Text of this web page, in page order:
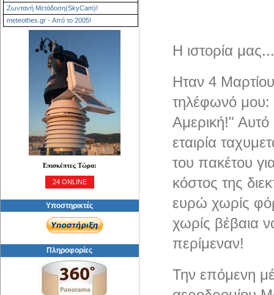
Ζωντανή Μετάδοση(SkyCam)!
meteothes.gr - Από το 2005!
Επισκέπτες Τώρα:
24 ONLINE
Υποστηρικτές
Πληροφορίες
Η ιστορία μας...
Ηταν 4
τηλέφωνό μου:
Αμερική!"
εταιρία
του πακέτου
κόστος της
ευρώ χωρίς
χωρίς βέβαια
περίμεναν!
Την επόμενη